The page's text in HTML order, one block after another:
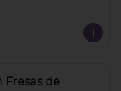
Fresas de